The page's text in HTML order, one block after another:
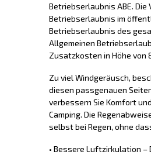
Betriebserlaubnis ABE.
Betriebserlaubnis im
Betriebserlaubnis des
Allgemeinen
Zusatzkosten in Höhe von
Zu viel Windgeräusch,
diesen passgenauen
verbessern Sie Komfort
Camping. Die
selbst bei Regen, ohne
• Bessere Luftzirkulation